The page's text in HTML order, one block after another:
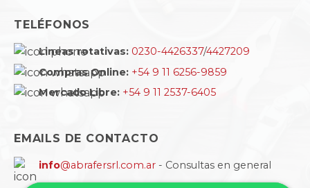
TELÉFONOS
Lineas rotativas: 0230-4426337/4427209
Compras Online: +54 9 11 6256-9859
Mercado Libre: +54 9 11 2537-6405
EMAILS DE CONTACTO
info@abrafersrl.com.ar - Consultas en general